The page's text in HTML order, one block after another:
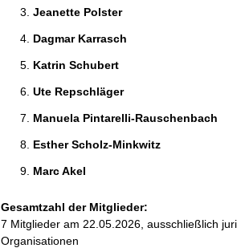
Jeanette Polster
Dagmar Karrasch
Katrin Schubert
Ute Repschläger
Manuela Pintarelli-Rauschenbach
Esther Scholz-Minkwitz
Marc Akel
Gesamtzahl der Mitglieder:
7 Mitglieder am 22.05.2026, ausschließlich
Organisationen